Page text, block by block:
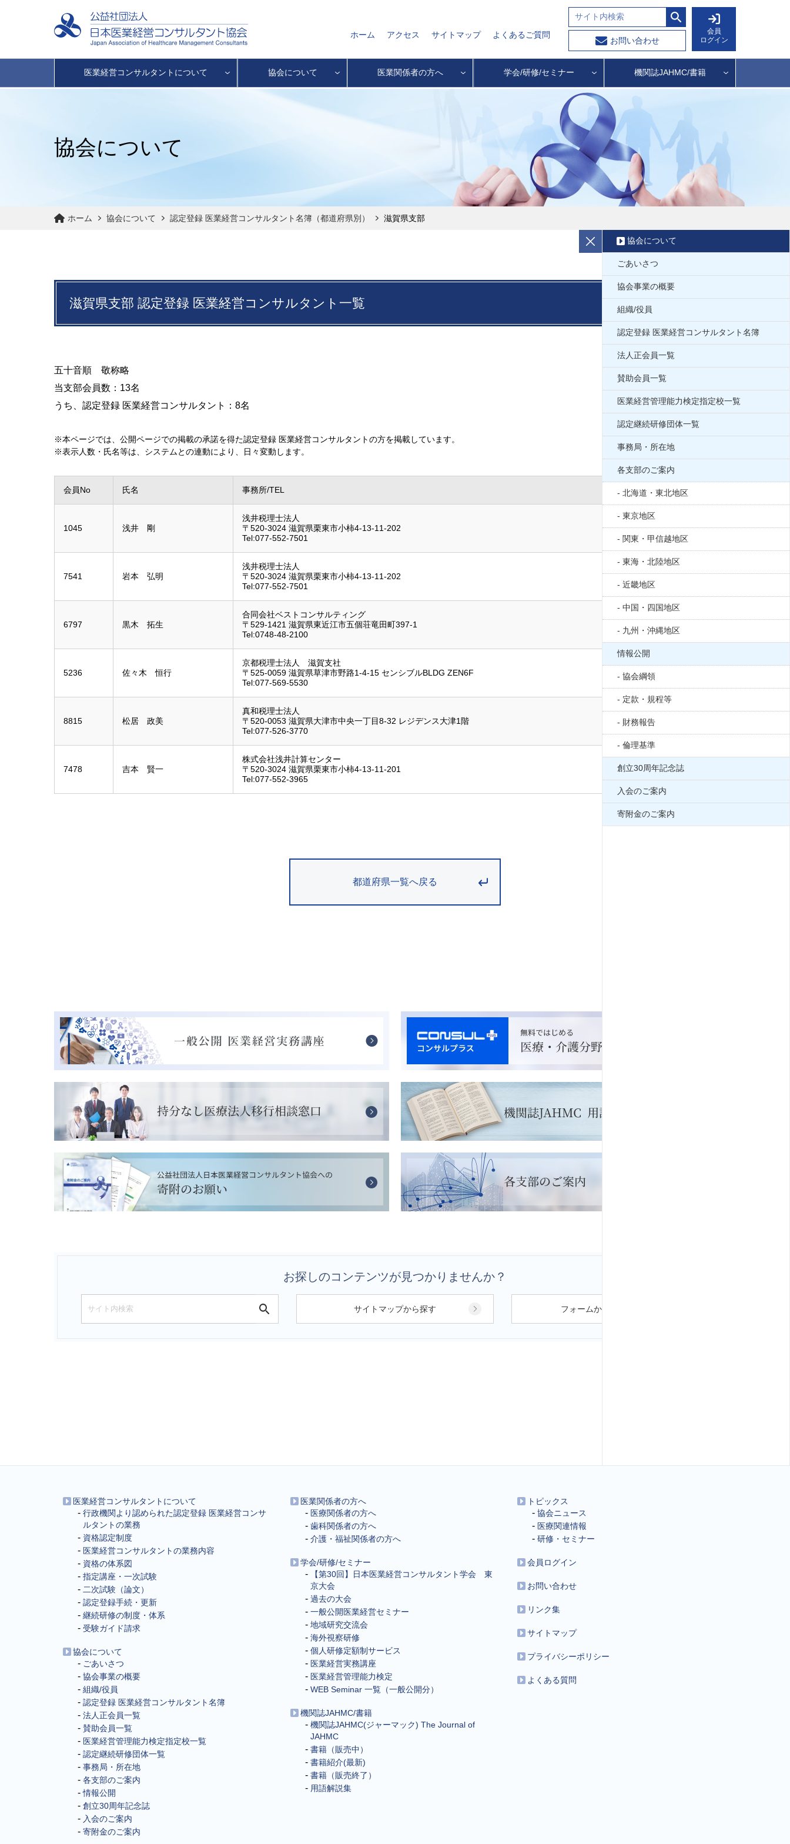
ホーム アクセス サイトマップ よくあるご質問
お問い合わせ
会員
ログイン
医業経営コンサルタントについて 協会について 医業関係者の方へ 学会/研修/セミナー 機関誌JAHMC/書籍
協会について
ホーム 協会について 認定登録 医業経営コンサルタント名簿（都道府県別） 滋賀県支部
滋賀県支部 認定登録 医業経営コンサルタント一覧
五十音順 敬称略
当支部会員数：13名
うち、認定登録 医業経営コンサルタント：8名
本ページでは、公開ページでの掲載の承諾を得た認定登録 医業経営コンサルタントの方を掲載しています。
表示人数・氏名等は、システムとの連動により、日々変動します。
会員No 氏名 事務所/TEL 登録番号
1045 浅井 剛
浅井税理士法人
〒520-3024 滋賀県栗東市小柿4-13-11-202
Tel:077-552-7501
0821
7541 岩本 弘明
浅井税理士法人
〒520-3024 滋賀県栗東市小柿4-13-11-202
Tel:077-552-7501
7063
6797 黒木 拓生
合同会社ベストコンサルティング
〒529-1421 滋賀県東近江市五個荘竜田町397-1
Tel:0748-48-2100
5236 佐々木 恒行
京都税理士法人 滋賀支社
〒525-0059 滋賀県草津市野路1-4-15 センシブルBLDG ZEN6F
Tel:077-569-5530
8815 松居 政美
真和税理士法人
〒520-0053 滋賀県大津市中央一丁目8-32 レジデンス大津1階
Tel:077-526-3770
7478 吉本 賢一
株式会社浅井計算センター
〒520-3024 滋賀県栗東市小柿4-13-11-201
Tel:077-552-3965
都道府県一覧へ戻る
お探しのコンテンツが見つかりませんか？
サイトマップから探す フォームから問い合わせる
協会について
ごあいさつ
協会事業の概要
組織/役員
認定登録 医業経営コンサルタント名簿
法人正会員一覧
賛助会員一覧
医業経営管理能力検定指定校一覧
認定継続研修団体一覧
事務局・所在地
各支部のご案内
北海道・東北地区
東京地区
関東・甲信越地区
東海・北陸地区
近畿地区
中国・四国地区
九州・沖縄地区
情報公開
協会綱領
定款・規程等
財務報告
倫理基準
創立30周年記念誌
入会のご案内
寄附金のご案内
医業経営コンサルタントについて
行政機関より認められた認定登録 医業経営コンサ
ルタントの業務
資格認定制度
医業経営コンサルタントの業務内容
資格の体系図
指定講座・一次試験
二次試験（論文）
認定登録手続・更新
継続研修の制度・体系
受験ガイド請求
協会について
ごあいさつ
協会事業の概要
組織/役員
認定登録 医業経営コンサルタント名簿
法人正会員一覧
賛助会員一覧
医業経営管理能力検定指定校一覧
認定継続研修団体一覧
事務局・所在地
各支部のご案内
情報公開
創立30周年記念誌
入会のご案内
寄附金のご案内
医業関係者の方へ
医療関係者の方へ
歯科関係者の方へ
介護・福祉関係者の方へ
学会/研修/セミナー
【第30回】日本医業経営コンサルタント学会 東
京大会
過去の大会
一般公開医業経営セミナー
地域研究交流会
海外視察研修
個人研修定額制サービス
医業経営実務講座
医業経営管理能力検定
WEB Seminar 一覧（一般公開分）
機関誌JAHMC/書籍
機関誌JAHMC(ジャーマック) The Journal of
JAHMC
書籍（販売中）
書籍紹介(最新)
書籍（販売終了）
用語解説集
トピックス
協会ニュース
医療関連情報
研修・セミナー
会員ログイン
お問い合わせ
リンク集
サイトマップ
プライバシーポリシー
よくある質問